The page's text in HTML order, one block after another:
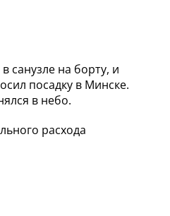
санузле на борту, и
посадку в Минске.
в небо.
расхода